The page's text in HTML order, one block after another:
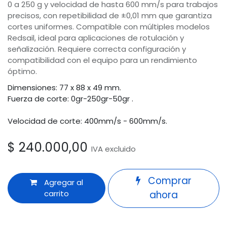
0 a 250 g y velocidad de hasta 600 mm/s para trabajos
precisos, con repetibilidad de ±0,01 mm que garantiza
cortes uniformes. Compatible con múltiples modelos
Redsail, ideal para aplicaciones de rotulación y
señalización. Requiere correcta configuración y
compatibilidad con el equipo para un rendimiento
óptimo.
Dimensiones: 77 x 88 x 49 mm.
Fuerza de corte: 0gr-250gr-50gr .
Velocidad de corte: 400mm/s - 600mm/s.
$ 240.000,00 IVA excluido
Agregar al
carrito
Comprar
ahora